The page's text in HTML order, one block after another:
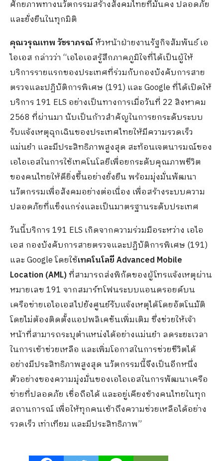
ศักยภาพทางนวัตกรรมสร้างสังคมไทยที่มั่นคง ปลอดภัย
และยั่งยืนในทุกมิติ
คุณวรุณเทพ วัชราภรณ์หัวหน้าฝ่ายงานรัฐกิจสัมพันธ์ เอ
ไอเอส กล่าวว่า “เอไอเอสรู้สึกภาคภูมิใจที่ได้เป็นผู้ให้
บริการรายแรกของประเทศที่ร่วมกับกองบังคับการสาย
ตรวจและปฏิบัติการพิเศษ (191) และ Google ที่ได้เปิดให้
บริการ 191 ELS อย่างเป็นทางการเมื่อวันที่ 22 สิงหาคม
2568 ที่ผ่านมา นับเป็นก้าวสำคัญในการยกระดับระบบ
รับแจ้งเหตุฉุกเฉินของประเทศไทยให้มีความรวดเร็ว
แม่นยำ และมีประสิทธิภาพสูงสุด สะท้อนเจตนารมณ์ของ
เอไอเอสในการใช้เทคโนโลยีเพื่อยกระดับคุณภาพชีวิต
ของคนไทยให้ดียิ่งขึ้นอย่างยั่งยืน พร้อมมุ่งมั่นพัฒนา
นวัตกรรมเพื่อสังคมอย่างต่อเนื่อง เพื่อสร้างระบบความ
ปลอดภัยที่แข็งแกร่งและเป็นมาตรฐานระดับประเทศ
วันนี้บริการ 191 ELS เกิดจากความร่วมมือระหว่าง เอไอ
เอส กองบังคับการสายตรวจและปฏิบัติการพิเศษ (191)
และ Google โดยใช้เทคโนโลยี Advanced Mobile
Location (AML)ที่สามารถส่งพิกัดของผู้โทรแจ้งเหตุผ่าน
หมายเลข 191 จากสมาร์ทโฟนระบบแอนดรอยด์บน
เครือข่ายเอไอเอสไปยังศูนย์รับแจ้งเหตุได้โดยอัตโนมัติ
โดยไม่ต้องติดตั้งแอปพลิเคชันเพิ่มเติม ซึ่งช่วยให้เจ้า
หน้าที่สามารถระบุตำแหน่งได้อย่างแม่นยำ ลดระยะเวลา
ในการเข้าช่วยเหลือ และเพิ่มโอกาสในการช่วยชีวิตได้
อย่างมีประสิทธิภาพสูงสุด นวัตกรรมนี้จึงเป็นอีกหนึ่ง
ตัวอย่างของความมุ่งมั่นของเอไอเอสในการพัฒนาเครือ
ข่ายที่ปลอดภัย เชื่อถือได้ และอยู่เคียงข้างคนไทยในทุก
สถานการณ์ เพื่อให้ทุกคนเข้าถึงความช่วยเหลือได้อย่าง
รวดเร็ว เท่าเทียม และมีประสิทธิภาพ”